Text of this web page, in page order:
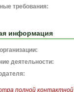
требования:
информация
деятельности:
полной контактной